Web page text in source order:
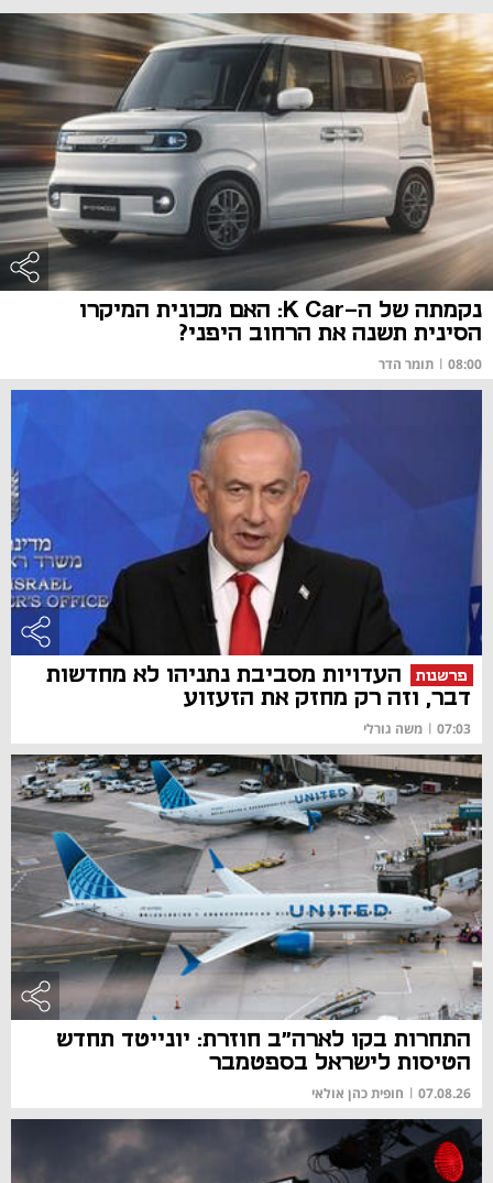
נקמתה של ה-K Car: האם מכונית המיקרו
הסינית תשנה את הרחוב היפני?
08:00
| תומר הדר
פרשנות
העדויות מסביבת נתניהו לא מחדשות
דבר, וזה רק מחזק את הזעזוע
07:03
| משה גורלי
התחרות בקו לארה"ב חוזרת: יונייטד תחדש
הטיסות לישראל בספטמבר
07.08.26
| חופית כהן אולאי